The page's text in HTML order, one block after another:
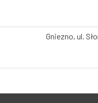
Gniezno, ul.